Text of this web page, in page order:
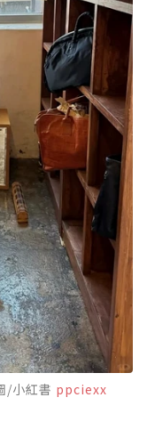
/小紅書 ppciexx